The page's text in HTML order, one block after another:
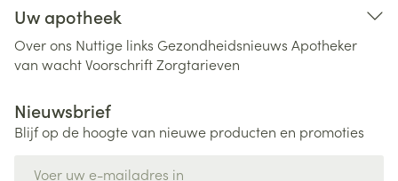
Uw apotheek
Over ons Nuttige links Gezondheidsnieuws Apotheker
van wachtVoorschriftZorgtarieven
Nieuwsbrief
Blijf op de hoogte van nieuwe producten en promoties